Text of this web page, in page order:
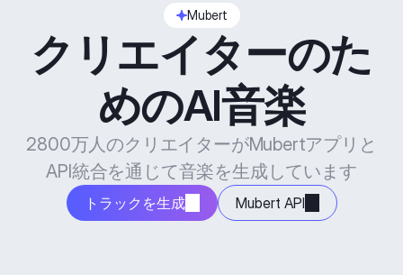
Mubert
クリエイターのた
めのAI音楽
2800万人のクリエイターがMubertアプリと
API統合を通じて音楽を生成しています
トラックを生成 Mubert API